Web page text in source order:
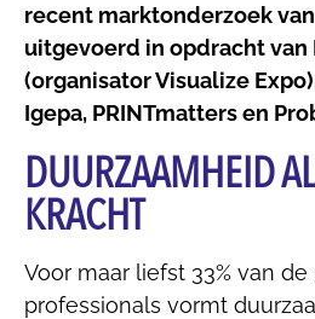
recent marktonderzoek
uitgevoerd in opdracht van
(organisator Visualize
Igepa, PRINTmatters en
DUURZAAMHEID
KRACHT
Voor maar liefst 33% van
professionals vormt